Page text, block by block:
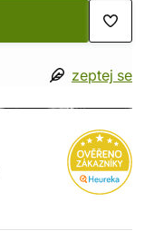
zeptej se